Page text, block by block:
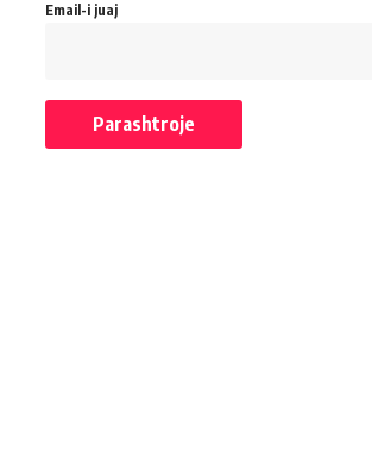
Email-i juaj